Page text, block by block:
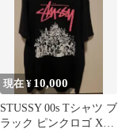
現在 ¥ 10,000
STUSSY 00s Tシャツ ブ
ラック ピンクロゴ XL